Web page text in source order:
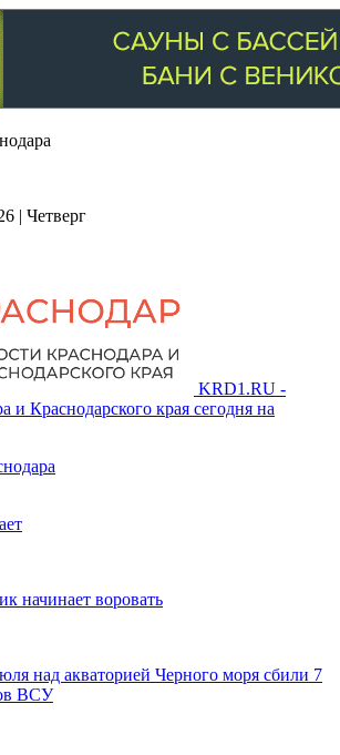
| Четверг
KRD1.RU -
и Краснодарского края сегодня на
начинает воровать
над акваторией Черного моря сбили 7
ВСУ